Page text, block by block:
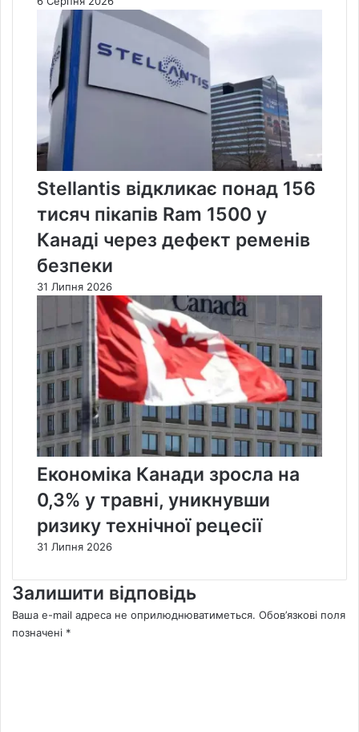
Stellantis відкликає понад 156
тисяч пікапів Ram 1500 у
Канаді через дефект ременів
безпеки
31 Липня 2026
Економіка Канади зросла на
0,3% у травні, уникнувши
ризику технічної рецесії
31 Липня 2026
Залишити відповідь
Ваша e-mail адреса не оприлюднюватиметься. Обов’язкові поля
позначені *